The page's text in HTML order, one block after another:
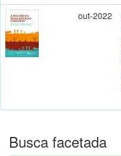
out-2022
Busca facetada